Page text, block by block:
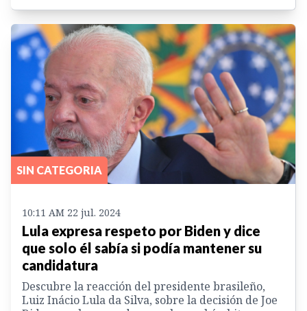
SIN CATEGORIA
10:11 AM 22 jul. 2024
Lula expresa respeto por Biden y dice
que solo él sabía si podía mantener su
candidatura
Descubre la reacción del presidente brasileño,
Luiz Inácio Lula da Silva, sobre la decisión de Joe